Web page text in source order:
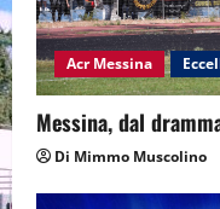
Acr Messina
Messina, dal
Di Mimmo Muscolino